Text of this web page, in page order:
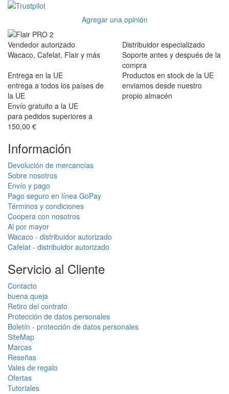
Agregar una opinión
Vendedor autorizado
Wacaco, Cafelat, Flair y más
Distribuidor especializado
Soporte antes y después de la
compra
Entrega en la UE
entrega a todos los países de
la UE
Productos en stock de la UE
enviamos desde nuestro
propio almacén
Envío gratuito a la UE
para pedidos superiores a
150,00 €
Información
Devolución de mercancías
Sobre nosotros
Envío y pago
Pago seguro en línea GoPay
Términos y condiciones
Coopera con nosotros
Al por mayor
Wacaco - distribuidor autorizado
Cafelat - distribuidor autorizado
Servicio al Cliente
Contacto
buena queja
Retiro del contrato
Protección de datos personales
Boletín - protección de datos personales
SiteMap
Marcas
Reseñas
Vales de regalo
Ofertas
Tutoriales